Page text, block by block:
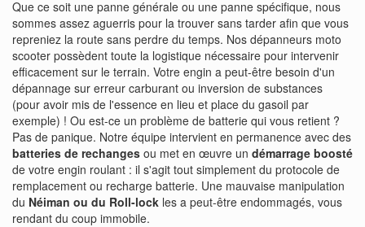
Que ce soit une panne générale ou une panne spécifique, nous
sommes assez aguerris pour la trouver sans tarder afin que vous
repreniez la route sans perdre du temps. Nos dépanneurs moto
scooter possèdent toute la logistique nécessaire pour intervenir
efficacement sur le terrain. Votre engin a peut-être besoin d'un
dépannage sur erreur carburant ou inversion de substances
(pour avoir mis de l'essence en lieu et place du gasoil par
exemple) ! Ou est-ce un problème de batterie qui vous retient ?
Pas de panique. Notre équipe intervient en permanence avec des
batteries de rechanges ou met en œuvre un démarrage boosté
de votre engin roulant : il s'agit tout simplement du protocole de
remplacement ou recharge batterie. Une mauvaise manipulation
du Néiman ou du Roll-lock les a peut-être endommagés, vous
rendant du coup immobile.